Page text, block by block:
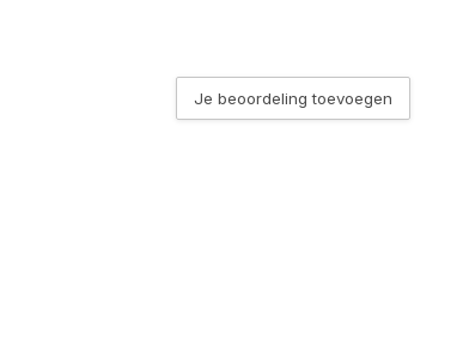
Je beoordeling toevoegen